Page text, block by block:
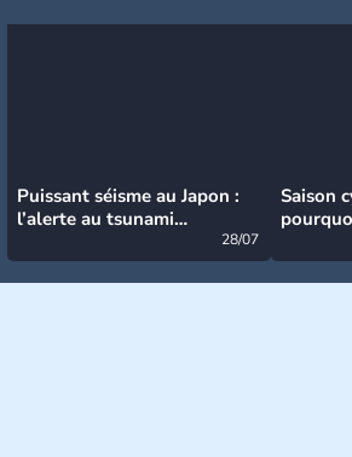
Puissant séisme au Japon :
l’alerte au tsunami
28/07
Saison